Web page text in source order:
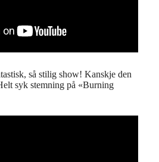
så stilig show! Kanskje den
syk stemning på «Burning